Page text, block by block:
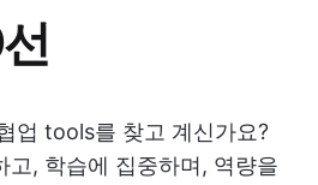
업 tools를 찾고 계신가요?
고, 학습에 집중하며, 역량을